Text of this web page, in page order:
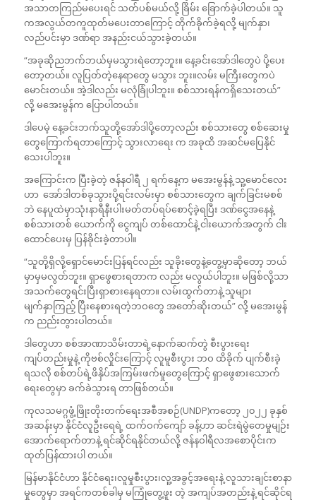
အသာတကြည်မပေးရင် သတ်ပစ်မယ်လို့ ခြိမ်း ခြောက်ခဲ့ပါတယ်။ သူ
ကအလွယ်တကူထုတ်မပေးတာကြောင့် တိုက်ခိုက်ခဲ့ရလို့ မျက်နှာ၊
လည်ပင်းမှာ ဒဏ်ရာ အနည်းငယ်သွားခဲ့တယ်။
“အခုဆိုညဘက်ဘယ်မှမသွားရဲတော့ဘူး။ နေ့ခင်းအော်ဒါတွေပဲ ပို့ပေး
တော့တယ်။ လူပြတ်တဲ့နေရာတွေ မသွား ဘူး။လမ်း မကြီးတွေကပဲ
မောင်းတယ်။ အဲ့ဒါလည်း မလုံခြုံပါဘူး။ စစ်သားရန်ကရှိသေးတယ်”
လို့ မအေးမွန်က ပြောပါတယ်။
ဒါပေမဲ့ နေ့ခင်းဘက်သူတို့အော်ဒါပို့တော့လည်း စစ်သားတွေ စစ်ဆေးမှု
တွေကြောက်ရတာကြောင့် သွားလာရေး က အခုထိ အဆင်မပြေနိုင်
သေးပါဘူး။
အကြောင်းက ပြီးခဲ့တဲ့ ဇန်နဝါရီ ၂ ရက်နေ့က မအေးမွန်နဲ့ သူ့မောင်လေး
ဟာ အော်ဒါတစ်ခုသွားပို့ရင်းလမ်းမှာ စစ်သားတွေက ချက်ခြင်းမစစ်
ဘဲ နေပူထဲမှာသုံးနာရီနီးပါးမတ်တပ်ရပ်စောင့်ခဲ့ရပြီး ဒဏ်ငွေအနေနဲ့
စစ်သားတစ် ယောက်ကို ငွေကျပ် တစ်ထောင်နဲ့ ငါးယောက်အတွက် ငါး
ထောင်ပေးမှ ပြန်ခိုင်းခဲ့တာပါ။
“သူတို့ရှိလို့ရှောင်မောင်းပြန်ရင်လည်း သူခိုးတွေနဲ့တွေ့မှာဆိုတော့ ဘယ်
မှာမှမလွတ်ဘူး။ ရှာဖွေစားရတာက လည်း မလွယ်ပါဘူး။ မဖြစ်လို့သာ
အသက်တွေရင်းပြီးရှာစားနေရတာ။ လမ်းထွက်တာနဲ့ သူများ
မျက်နှာကြည့် ပြီးနေစားရတဲ့ဘဝတွေ အတော်ဆိုးတယ်” လို့ မအေးမွန်
က ညည်းတွားပါတယ်။
ဒါတွေဟာ စစ်အာဏာသိမ်းတာရဲ့နောက်ဆက်တွဲ စီးပွားရေး
ကျပ်တည်းမှုနဲ့ ကိုဗစ်လှိုင်းကြောင့် လူမူစီးပွား ဘဝ ထိခိုက် ပျက်စီးခဲ့
ရသလို စစ်တပ်ရဲ့ဖိနှိပ်အကြမ်းဖက်မှုတွေကြောင့် ရှာဖွေစားသောက်
ရေးတွေမှာ ခက်ခဲသွားရ တာဖြစ်တယ်။
ကုလသမဂ္ဂဖွံ့ဖြိုးတိုးတက်ရေးအစီအစဉ်(UNDP)ကတော့ ၂၀၂၂ ခုနှစ်
အဆန်းမှာ နိုင်ငံလူဦးရေရဲ့ ထက်ဝက်ကျော် ခန့်ဟာ ဆင်းရဲမွဲတေမှုမျဉ်း
အောက်ရောက်တာနဲ့ ရင်ဆိုင်ရနိုင်တယ်လို့ ဇန်နဝါရီလအစောပိုင်းက
ထုတ်ပြန်ထားပါ တယ်။
မြန်မာနိုင်ငံဟာ နိုင်ငံရေး၊လူမှုစီးပွား၊လူ့အခွင့်အရေးနဲ့ လူသားချင်းစာနာ
မှုတွေမှာ အရင်ကတစ်ခါမှ မကြုံတွေ့ဖူး တဲ့ အကျပ်အတည်းနဲ့ ရင်ဆိုင်ရ